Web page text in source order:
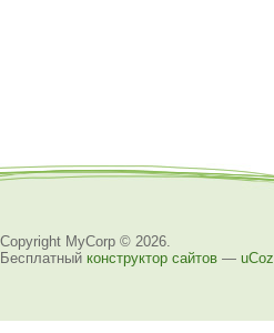
Copyright MyCorp © 2026
Бесплатный конструктор сайтов — uCoz